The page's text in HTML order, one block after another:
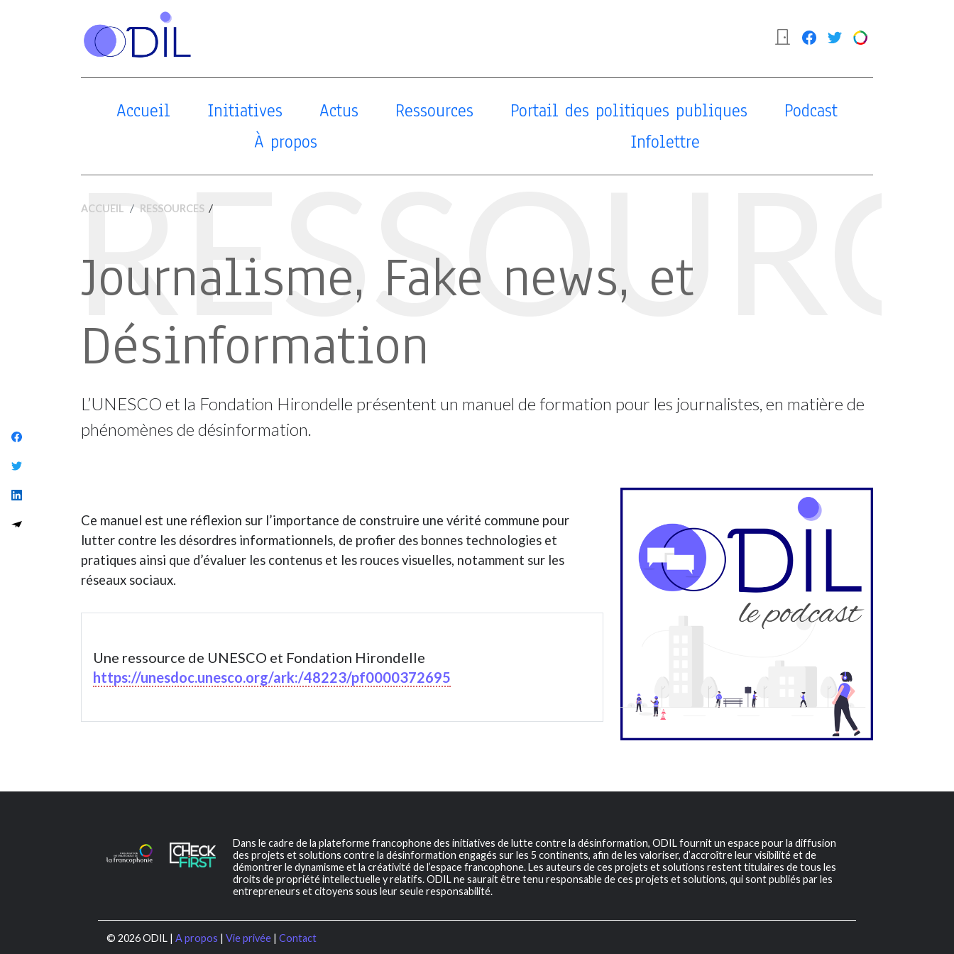
Accueil Initiatives Actus Ressources Portail des politiques publiques
Podcast
À propos
Infolettre
ACCUEIL RESSOURCES /
Journalisme, Fake news, et
Désinformation
L’UNESCO et la Fondation Hirondelle présentent un manuel de formation pour les journalistes, en matière de
phénomènes de désinformation.
Ce manuel est une réflexion sur l’importance de construire une vérité commune pour
lutter contre les désordres informationnels, de profier des bonnes technologies et
pratiques ainsi que d’évaluer les contenus et les rouces visuelles, notamment sur les
réseaux sociaux.
Une ressource de UNESCO et Fondation Hirondelle
https://unesdoc.unesco.org/ark:/48223/pf0000372695
Dans le cadre de la plateforme francophone des initiatives de lutte contre la désinformation, ODIL fournit un espace pour la diffusion
des projets et solutions contre la désinformation engagés sur les 5 continents, afin de les valoriser, d’accroître leur visibilité et de
démontrer le dynamisme et la créativité de l’espace francophone. Les auteurs de ces projets et solutions restent titulaires de tous les
droits de propriété intellectuelle y relatifs. ODIL ne saurait être tenu responsable de ces projets et solutions, qui sont publiés par les
entrepreneurs et citoyens sous leur seule responsabilité.
© 2026 ODIL | A propos | Vie privée | Contact